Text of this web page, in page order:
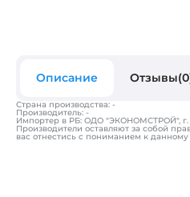
Описание
Страна производства: -
Производитель: -
Импортер в РБ: ОДО "ЭКОНОМСТРОЙ", г.
Производители оставляют за собой
вас отнестись с пониманием к